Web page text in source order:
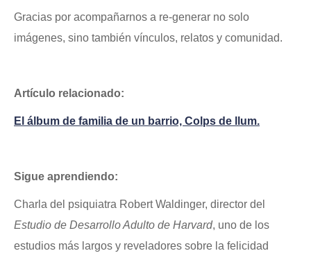
Gracias por acompañarnos a re-generar no solo
imágenes, sino también vínculos, relatos y comunidad.
Artículo relacionado:
El álbum de familia de un barrio, Colps de llum.
Sigue aprendiendo:
Charla del psiquiatra Robert Waldinger, director del
Estudio de Desarrollo Adulto de Harvard, uno de los
estudios más largos y reveladores sobre la felicidad